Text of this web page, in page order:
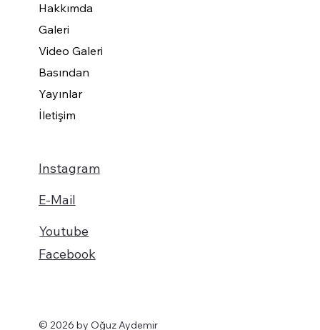
Hakkımda
Galeri
Video Galeri
Basından
Yayınlar
İletişim
Instagram
Facebook
Youtube
E-Mail
© 2026 by Oğuz Aydemir